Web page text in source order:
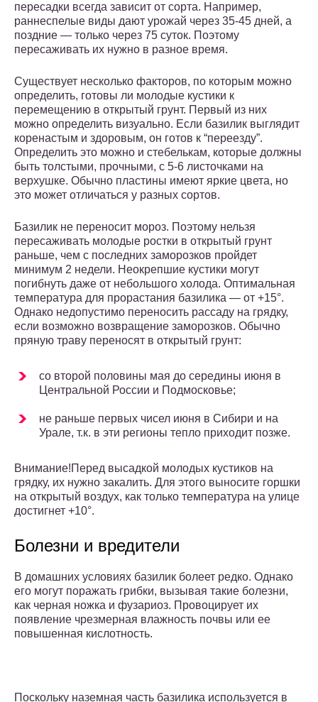
пересадки всегда зависит от сорта. Например,
раннеспелые виды дают урожай через 35-45 дней, а
поздние — только через 75 суток. Поэтому
пересаживать их нужно в разное время.
Существует несколько факторов, по которым можно
определить, готовы ли молодые кустики к
перемещению в открытый грунт. Первый из них
можно определить визуально. Если базилик выглядит
коренастым и здоровым, он готов к “переезду”.
Определить это можно и стебелькам, которые должны
быть толстыми, прочными, с 5-6 листочками на
верхушке. Обычно пластины имеют яркие цвета, но
это может отличаться у разных сортов.
Базилик не переносит мороз. Поэтому нельзя
пересаживать молодые ростки в открытый грунт
раньше, чем с последних заморозков пройдет
минимум 2 недели. Неокрепшие кустики могут
погибнуть даже от небольшого холода. Оптимальная
температура для прорастания базилика — от +15°.
Однако недопустимо переносить рассаду на грядку,
если возможно возвращение заморозков. Обычно
пряную траву переносят в открытый грунт:
со второй половины мая до середины июня в
Центральной России и Подмосковье;
не раньше первых чисел июня в Сибири и на
Урале, т.к. в эти регионы тепло приходит позже.
Внимание!Перед высадкой молодых кустиков на
грядку, их нужно закалить. Для этого выносите горшки
на открытый воздух, как только температура на улице
достигнет +10°.
Болезни и вредители
В домашних условиях базилик болеет редко. Однако
его могут поражать грибки, вызывая такие болезни,
как черная ножка и фузариоз. Провоцирует их
появление чрезмерная влажность почвы или ее
повышенная кислотность.
Поскольку наземная часть базилика используется в